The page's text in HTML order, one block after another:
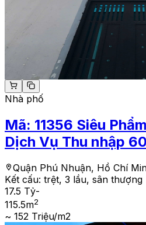
Nhà phố
Mã: 11356 Siêu
Dịch Vụ Thu nhập
Quận Phú Nhuận, Hồ Chí
Kết cấu: trệt, 3 lầu, sân thượng
17.5 Tỷ-
115.5m2
~ 152 Triệu/m2